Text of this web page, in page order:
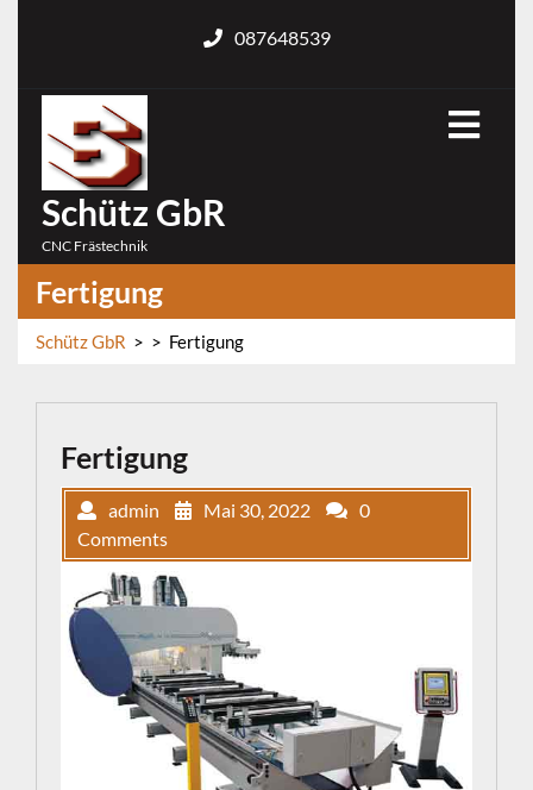
087648539
Schütz GbR
CNC Frästechnik
Open
Menu
Fertigung
Schütz GbR > > Fertigung
Fertigung
admin Mai 30, 2022
0
Comments